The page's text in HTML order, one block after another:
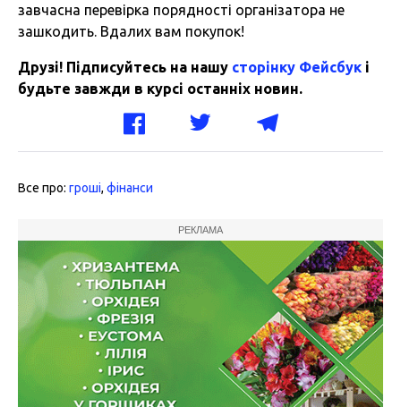
завчасна перевірка порядності організатора не
зашкодить. Вдалих вам покупок!
Друзі! Підписуйтесь на нашу сторінку Фейсбук і
будьте завжди в курсі останніх новин.
Все про: гроші, фінанси
РЕКЛАМА